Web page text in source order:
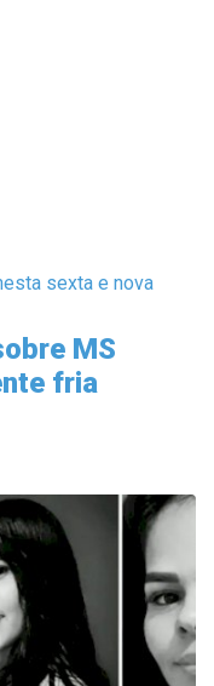
MS
fria